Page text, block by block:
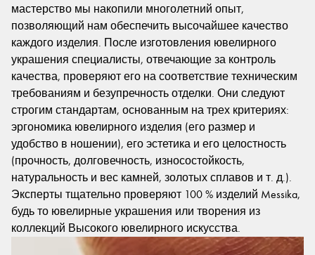
мастерство мы накопили многолетний опыт,
позволяющий нам обеспечить высочайшее качество
каждого изделия. После изготовления ювелирного
украшения специалисты, отвечающие за контроль
качества, проверяют его на соответствие техническим
требованиям и безупречность отделки. Они следуют
строгим стандартам, основанным на трех критериях:
эргономика ювелирного изделия (его размер и
удобство в ношении), его эстетика и его целостность
(прочность, долговечность, износостойкость,
натуральность и вес камней, золотых сплавов и т. д.).
Эксперты тщательно проверяют 100 % изделий Messika,
будь то ювелирные украшения или творения из
коллекций Высокого ювелирного искусства.